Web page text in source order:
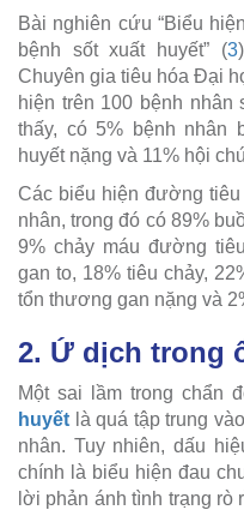
Bài nghiên cứu “Biểu
bệnh sốt xuất huyết” (3
Chuyên gia tiêu hóa Đại
hiện trên 100 bệnh nhân
thấy, có 5% bệnh nhân
huyết nặng và 11% hội
Các biểu hiện đường
nhân, trong đó có 89%
9% chảy máu đường
gan to, 18% tiêu chảy,
tổn thương gan nặng và
2. Ứ dịch trong
Một sai lầm trong chẩn
huyết là quá tập trung
nhân. Tuy nhiên, dấu
chính là biểu hiện đau
lời phản ánh tình trạng rò